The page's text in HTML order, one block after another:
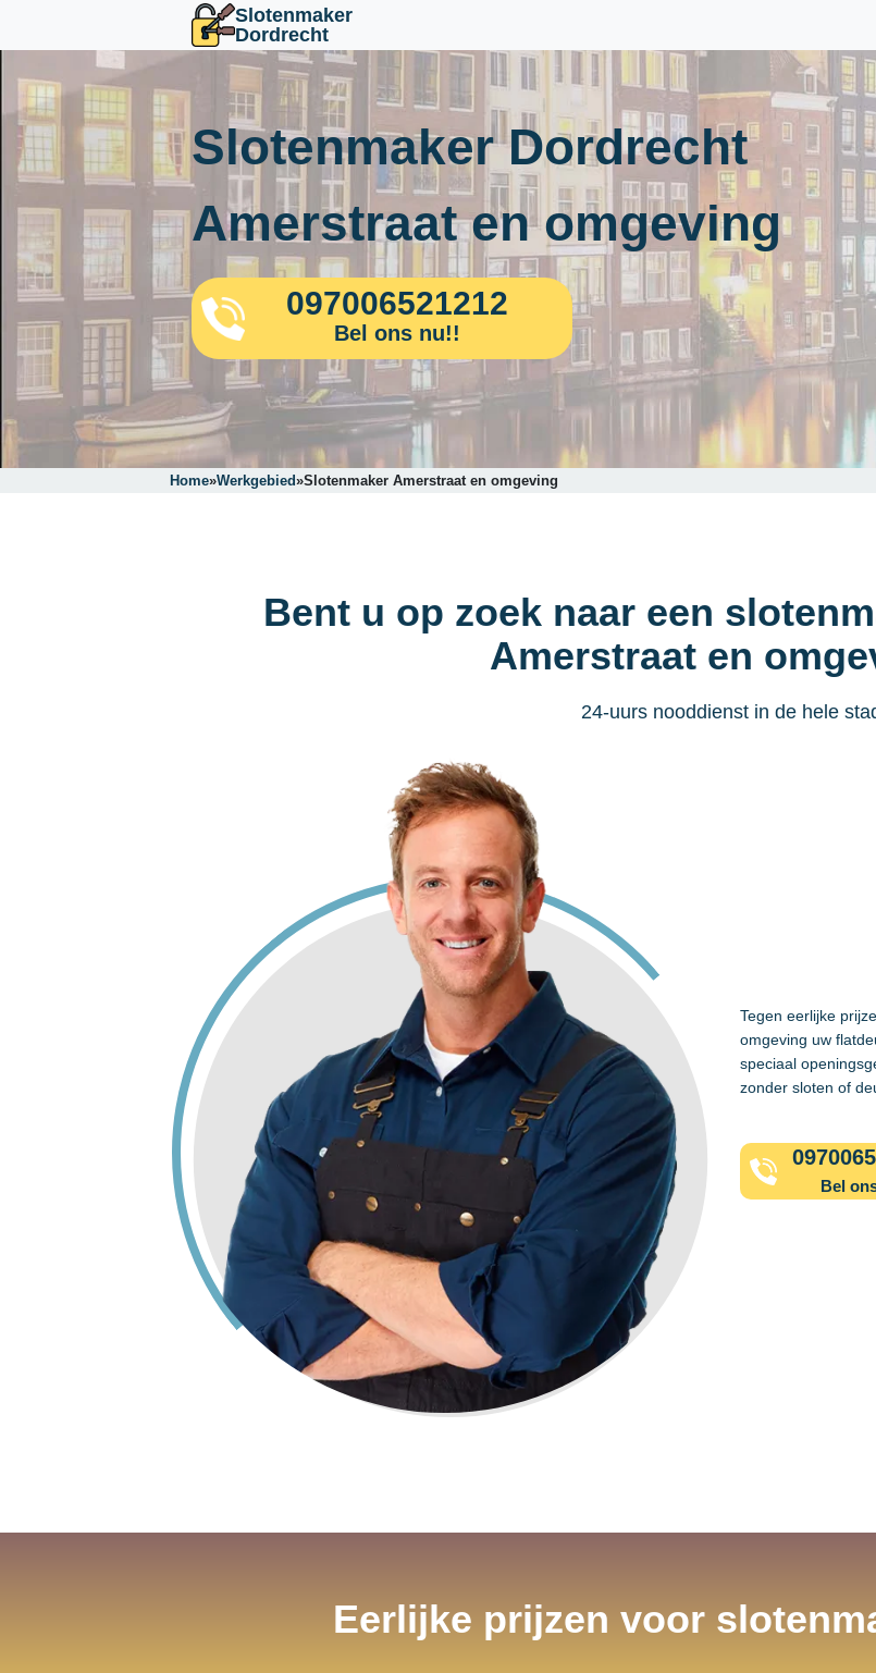
Slotenmaker
Dordrecht
Slotenmaker Dordrecht
Amerstraat en omgeving
097006521212
Bel ons nu!!
Home»Werkgebied»Slotenmaker Amerstraat en omgeving
Bent u op zoek naar een
Amerstraat en
24-uurs nooddienst in de hele
Tegen eerlijke
omgeving uw
speciaal
zonder sloten of
Bel
Eerlijke prijzen voor